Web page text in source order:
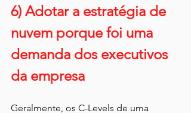
6) Adotar a estratégia de
nuvem porque foi uma
demanda dos executivos
da empresa
Geralmente, os C-Levels de uma